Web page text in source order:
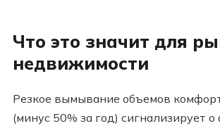
Что это значит для
недвижимости
Резкое вымывание объемов
(минус 50% за год) сигнализирует